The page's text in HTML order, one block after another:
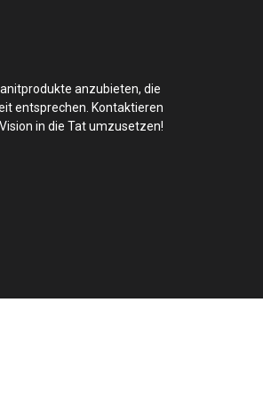
anzubieten, die
entsprechen. Kontaktieren
in die Tat umzusetzen!